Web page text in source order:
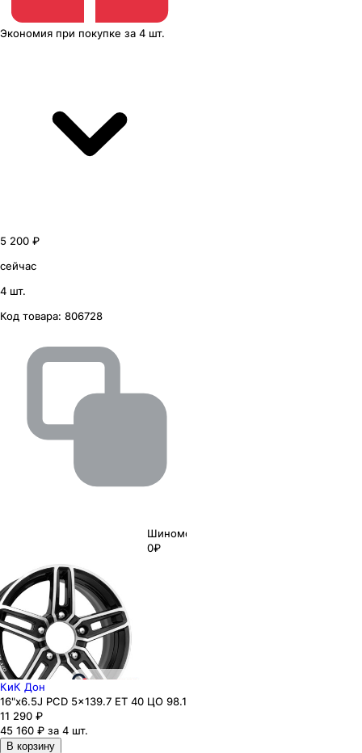
Экономия при покупке за 4 шт.
5 200 ₽
сейчас
4 шт.
Код товара: 806728
Шиномонтаж
0₽
КиК Дон
16"x6.5J PCD 5x139.7 ЕТ 40 ЦО 98.1
11 290 ₽
45 160 ₽ за 4 шт.
В корзину